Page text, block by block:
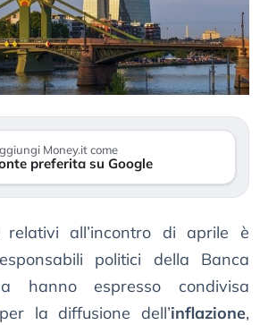
Money.it come
preferita su Google
relativi all’incontro di aprile è
politici della Banca
hanno espresso condivisa
la diffusione dell’inflazione,